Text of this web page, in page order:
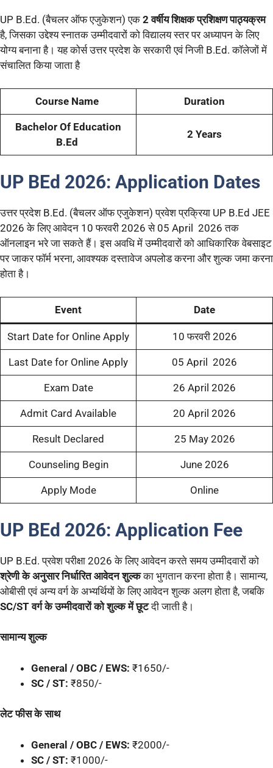
UP B.Ed. (बैचलर ऑफ एजुकेशन) एक 2 वर्षीय शिक्षक प्रशिक्षण पाठ्यक्रम
है, जिसका उद्देश्य स्नातक उम्मीदवारों को विद्यालय स्तर पर अध्यापन के लिए
योग्य बनाना है। यह कोर्स उत्तर प्रदेश के सरकारी एवं निजी B.Ed. कॉलेजों में
संचालित किया जाता है
Course Name Duration
Bachelor Of Education
B.Ed
2 Years
UP BEd 2026: Application Dates
उत्तर प्रदेश B.Ed. (बैचलर ऑफ एजुकेशन) प्रवेश प्रक्रिया UP B.Ed JEE
2026 के लिए आवेदन 10 फरवरी 2026 से 05 April 2026 तक
ऑनलाइन भरे जा सकते हैं। इस अवधि में उम्मीदवारों को आधिकारिक वेबसाइट
पर जाकर फॉर्म भरना, आवश्यक दस्तावेज अपलोड करना और शुल्क जमा करना
होता है।
Event Date
Start Date for Online Apply 10 फरवरी 2026
Last Date for Online Apply 05 April 2026
Exam Date 26 April 2026
Admit Card Available 20 April 2026
Result Declared 25 May 2026
Counseling Begin June 2026
Apply Mode Online
UP BEd 2026: Application Fee
UP B.Ed. प्रवेश परीक्षा 2026 के लिए आवेदन करते समय उम्मीदवारों को
श्रेणी के अनुसार निर्धारित आवेदन शुल्कका भुगतान करना होता है। सामान्य,
ओबीसी एवं अन्य वर्ग के अभ्यर्थियों के लिए आवेदन शुल्क अलग होता है, जबकि
SC/ST वर्ग के उम्मीदवारों को शुल्क में छूटदी जाती है।
सामान्य शुल्क
General / OBC / EWS: ₹1650/-
SC / ST: ₹850/-
लेट फीस के साथ
General / OBC / EWS: ₹2000/-
SC / ST: ₹1000/-